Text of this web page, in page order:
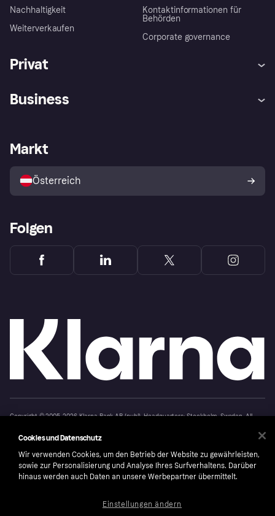
Nachhaltigkeit
Weiterverkaufen
Kontaktinformationen für
Behörden
Corporate governance
Privat
Shops entdecken
Business
Händlerportal
Markt
Österreich
Folgen
Copyright © 2005-2026 Klarna Bank AB (publ). Headquarters: Stockholm, Sweden. All
CookiesKlarna.com
Cookies und Datenschutz
Wir verwenden Cookies, um den Betrieb der Website zu gewährleisten,
sowie zur Personalisierung und Analyse Ihres Surfverhaltens. Darüber
hinaus werden auch Daten an unsere Werbepartner übermittelt.
Einstellungen ändern